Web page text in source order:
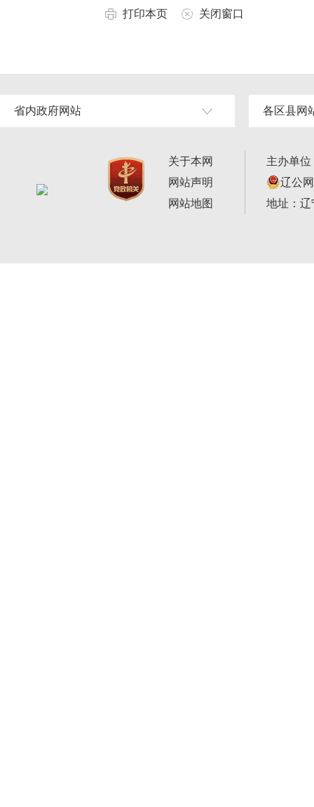
打印本页 关闭窗口
省内政府网站 各区县网
关于本网
网站声明
网站地图
主办单
辽公
地址：辽